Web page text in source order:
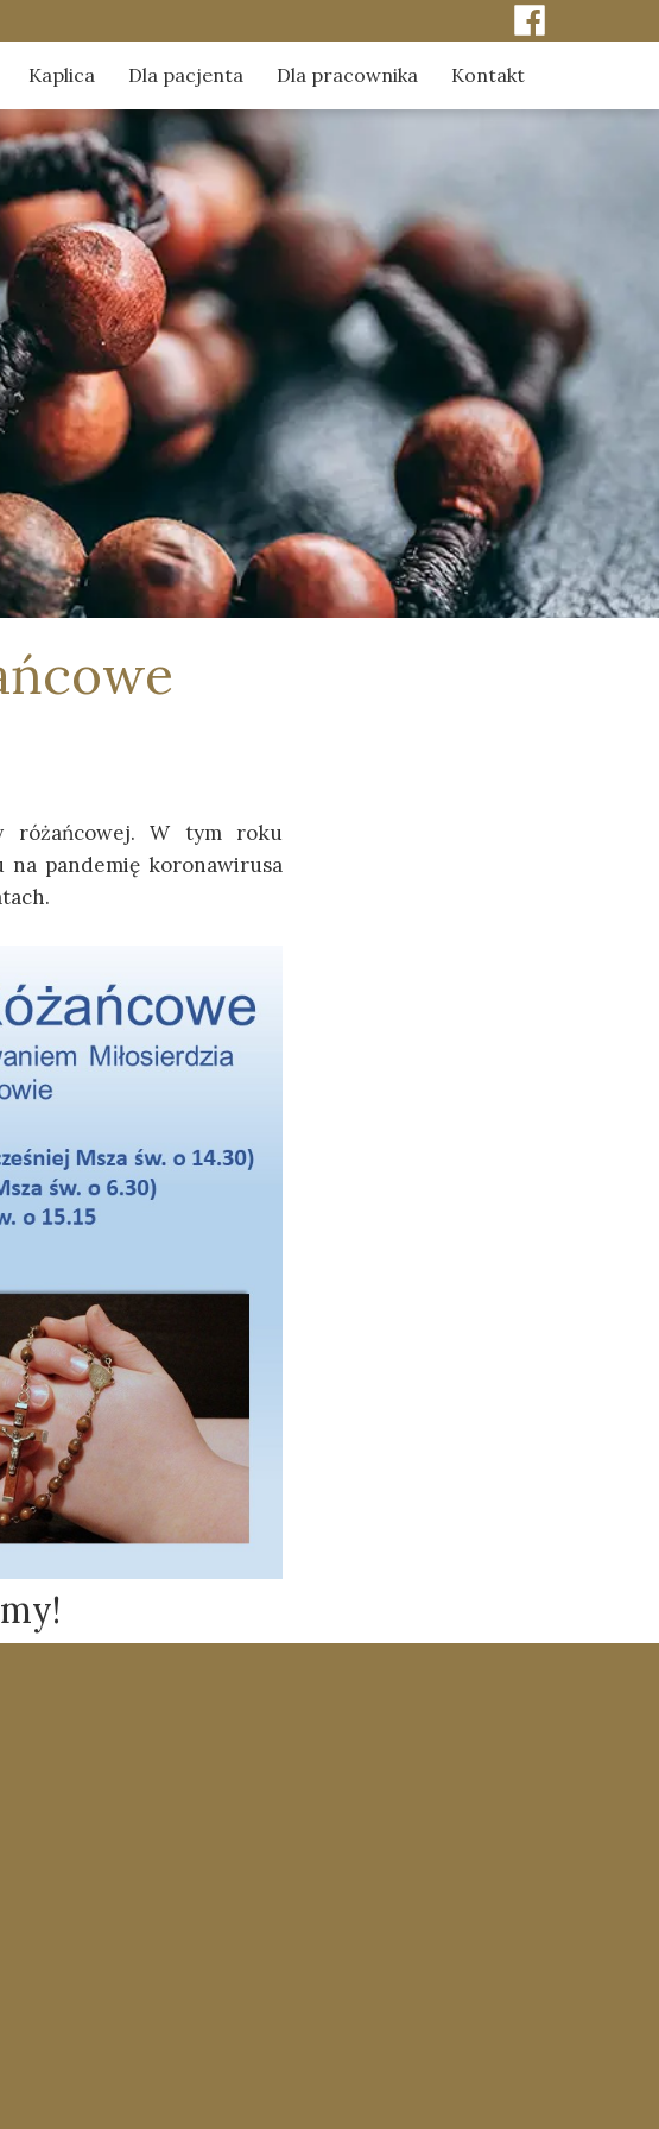
Kaplica
Aktualności
Duszpasterze
Galeria
O kaplicy
Zostaną w naszej pamięci
O nas w mediach
Dla pacjenta
Kontakt do kapelanów szpitala
Obchody szpitalne kapelanów
Sakrament namaszczenia chorych
Sakrament pokuty
Sakrament Eucharystii
Chrzest z wody
Dla kobiet w trudnej ciąży
Poradnik - pochówek dziecka utraconego
Mały Pacjent - Szkoła Przyszpitalna
Modlitwy
Dla pracownika
Odpowiedzialność za pacjenta
Duszpasterstwo środowiska pracy
Dylematy etyczno-moralne
Kontakt
różańcowej. W tym roku
na pandemię koronawirusa